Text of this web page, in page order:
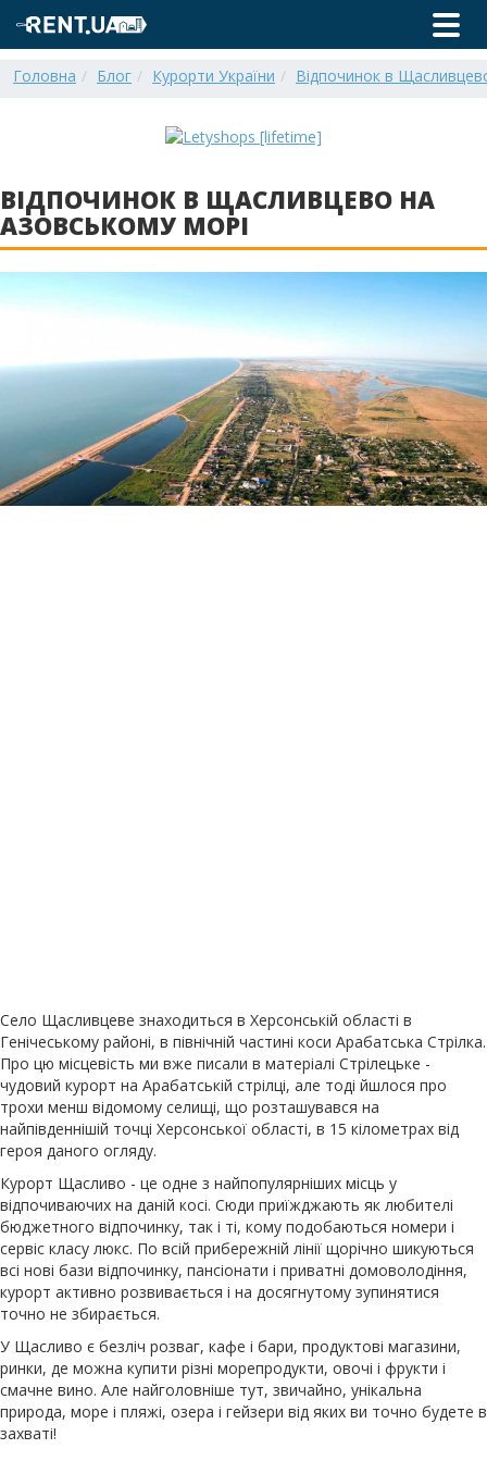
Головна Блог Курорти України Відпочинок в
ВІДПОЧИНОК В ЩАСЛИВЦЕВО НА
АЗОВСЬКОМУ МОРІ
Село Щасливцеве знаходиться в Херсонській області в
Генічеському районі, в північній частині коси Арабатська Стрілка.
Про цю місцевість ми вже писали в матеріалі Стрілецьке -
чудовий курорт на Арабатській стрілці, але тоді йшлося про
трохи менш відомому селищі, що розташувався на
найпівденнішій точці Херсонської області, в 15 кілометрах від
героя даного огляду.
Курорт Щасливо - це одне з найпопулярніших місць у
відпочиваючих на даній косі. Сюди приїжджають як любителі
бюджетного відпочинку, так і ті, кому подобаються номери і
сервіс класу люкс. По всій прибережній лінії щорічно шикуються
всі нові бази відпочинку, пансіонати і приватні домоволодіння,
курорт активно розвивається і на досягнутому зупинятися
точно не збирається.
У Щасливо є безліч розваг, кафе і бари, продуктові магазини,
ринки, де можна купити різні морепродукти, овочі і фрукти і
смачне вино. Але найголовніше тут, звичайно, унікальна
природа, море і пляжі, озера і гейзери від яких ви точно будете в
захваті!